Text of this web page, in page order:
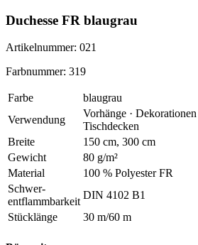
Duchesse FR blaugrau
Artikelnummer: 021
Farbnummer: 319
Farbe
blaugrau
Verwendung
Vorhänge ·
Tischdecken
Breite
150 cm, 300 cm
Gewicht
80 g/m²
Material
100 % Polyester FR
Schwer-
entflammbarkeit
DIN 4102 B1
Stücklänge
30 m/60 m